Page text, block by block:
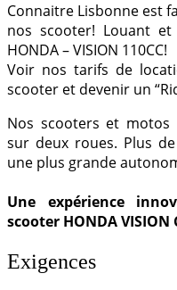
Connaitre Lisbonne est
nos scooter! Louant
HONDA – VISION 110CC!
Voir nos tarifs de
scooter et devenir un
Nos scooters et
sur deux roues. Plus
une plus grande
Une expérience
scooter HONDA VISION
Exigences